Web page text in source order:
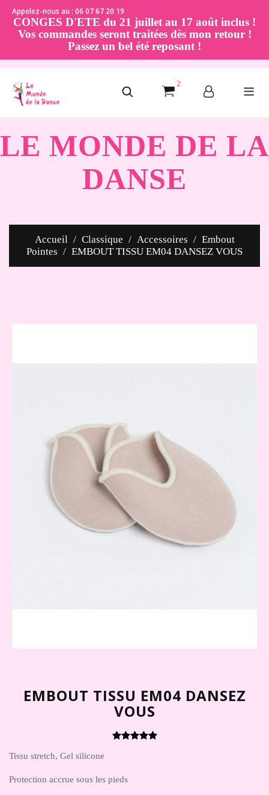
Appelez-nous au : 06 07 67 20 19
CONGES D'ETE du 21 juillet au 17 août inclus !
Vos commandes seront traitées dès mon retour !
Passez un bel été reposant !
2
LE MONDE DE LA
DANSE
Accueil Classique Accessoires
Embout
Pointes
EMBOUT TISSU EM04 DANSEZ VOUS
EMBOUT TISSU EM04 DANSEZ
VOUS
Tissu stretch, Gel silicone
Protection accrue sous les pieds